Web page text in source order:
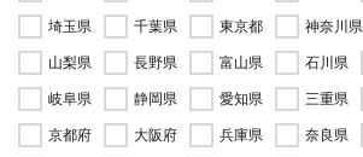
埼玉県
千葉県 東京都 神奈川県
山梨県
長野県 富山県 石川県
岐阜県
静岡県 愛知県 三重県
京都府
大阪府 兵庫県 奈良県